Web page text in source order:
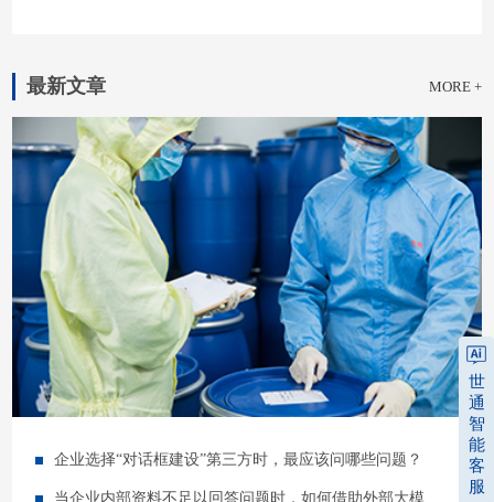
最新文章 MORE +
企业选择“对话框建设”第三方时，最应该问哪些问题？
世
通
智
能
客
服